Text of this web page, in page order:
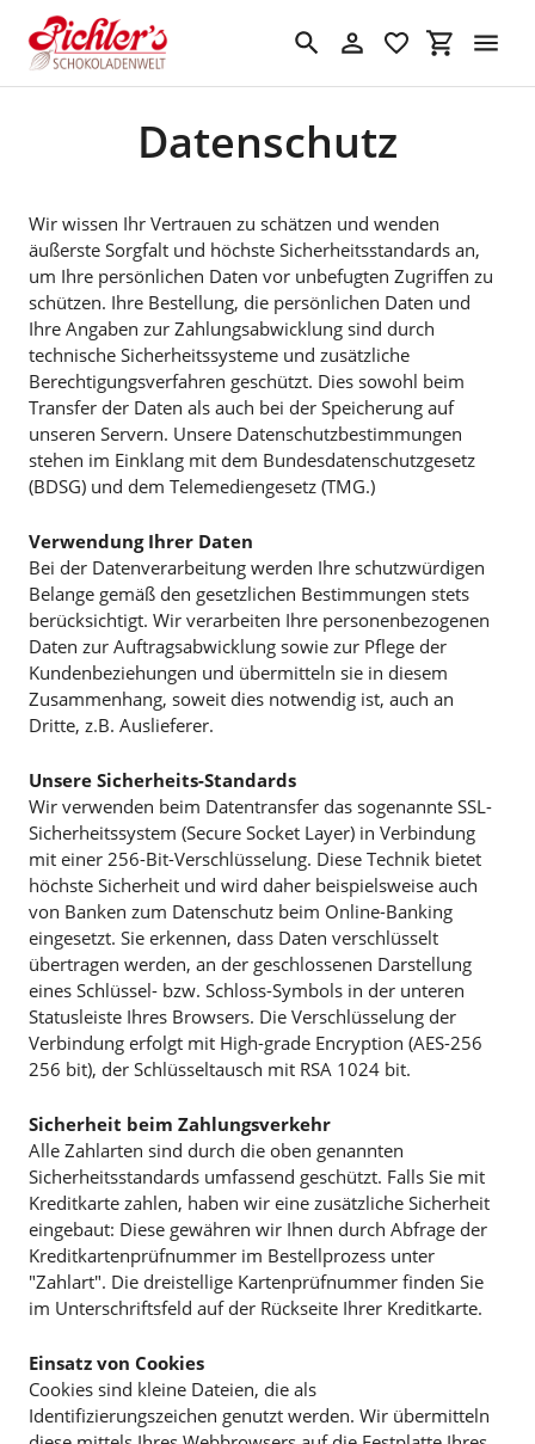
Direkt
zum
Inhalt
SuchenEinloggen
Datenschutz
Wir wissen Ihr Vertrauen zu schätzen und wenden
äußerste Sorgfalt und höchste Sicherheitsstandards an,
um Ihre persönlichen Daten vor unbefugten Zugriffen zu
schützen. Ihre Bestellung, die persönlichen Daten und
Ihre Angaben zur Zahlungsabwicklung sind durch
technische Sicherheitssysteme und zusätzliche
Berechtigungsverfahren geschützt. Dies sowohl beim
Transfer der Daten als auch bei der Speicherung auf
unseren Servern. Unsere Datenschutzbestimmungen
stehen im Einklang mit dem Bundesdatenschutzgesetz
(BDSG) und dem Telemediengesetz (TMG.)
Verwendung Ihrer Daten
Bei der Datenverarbeitung werden Ihre schutzwürdigen
Belange gemäß den gesetzlichen Bestimmungen stets
berücksichtigt. Wir verarbeiten Ihre personenbezogenen
Daten zur Auftragsabwicklung sowie zur Pflege der
Kundenbeziehungen und übermitteln sie in diesem
Zusammenhang, soweit dies notwendig ist, auch an
Dritte, z.B. Auslieferer.
Unsere Sicherheits-Standards
Wir verwenden beim Datentransfer das sogenannte SSL-
Sicherheitssystem (Secure Socket Layer) in Verbindung
mit einer 256-Bit-Verschlüsselung. Diese Technik bietet
höchste Sicherheit und wird daher beispielsweise auch
von Banken zum Datenschutz beim Online-Banking
eingesetzt. Sie erkennen, dass Daten verschlüsselt
übertragen werden, an der geschlossenen Darstellung
eines Schlüssel- bzw. Schloss-Symbols in der unteren
Statusleiste Ihres Browsers. Die Verschlüsselung der
Verbindung erfolgt mit High-grade Encryption (AES-256
256 bit), der Schlüsseltausch mit RSA 1024 bit.
Sicherheit beim Zahlungsverkehr
Alle Zahlarten sind durch die oben genannten
Sicherheitsstandards umfassend geschützt. Falls Sie mit
Kreditkarte zahlen, haben wir eine zusätzliche Sicherheit
eingebaut: Diese gewähren wir Ihnen durch Abfrage der
Kreditkartenprüfnummer im Bestellprozess unter
"Zahlart". Die dreistellige Kartenprüfnummer finden Sie
im Unterschriftsfeld auf der Rückseite Ihrer Kreditkarte.
Einsatz von Cookies
Cookies sind kleine Dateien, die als
Identifizierungszeichen genutzt werden. Wir übermitteln